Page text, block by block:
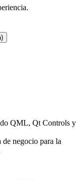
QML, Qt Controls y
negocio para la